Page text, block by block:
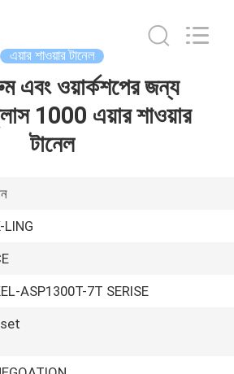
এয়ার শাওয়ার টানেল
এবং ওয়ার্কশপের জন্য
1000 এয়ার শাওয়ার
টানেল
LING
ASP1300T-7T SERISE